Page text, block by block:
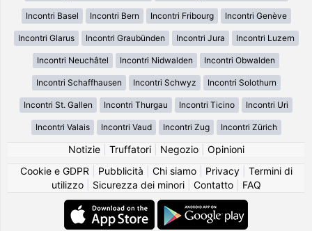
Incontri Basel Incontri Bern Incontri Fribourg Incontri Genève
Incontri Glarus Incontri Graubünden Incontri Jura Incontri Luzern
Incontri Neuchâtel Incontri Nidwalden Incontri Obwalden
Incontri Schaffhausen Incontri Schwyz Incontri Solothurn
Incontri St. Gallen Incontri Thurgau Incontri Ticino Incontri Uri
Incontri Valais Incontri Vaud Incontri Zug Incontri Zürich
Notizie| Truffatori| Negozio| Opinioni
Cookie e GDPR
Pubblicità Chi siamo| Privacy| Termini di
utilizzo| Sicurezza dei minori| Contatto| FAQ